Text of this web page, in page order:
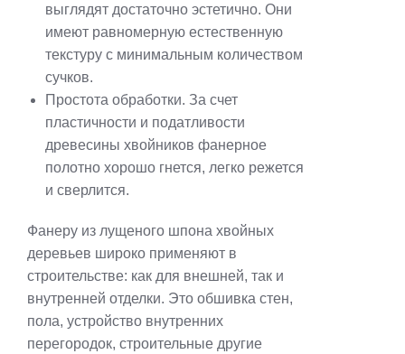
выглядят достаточно эстетично. Они
имеют равномерную естественную
текстуру с минимальным количеством
сучков.
Простота обработки. За счет
пластичности и податливости
древесины хвойников фанерное
полотно хорошо гнется, легко режется
и сверлится.
Фанеру из лущеного шпона хвойных
деревьев широко применяют в
строительстве: как для внешней, так и
внутренней отделки. Это обшивка стен,
пола, устройство внутренних
перегородок, строительные другие